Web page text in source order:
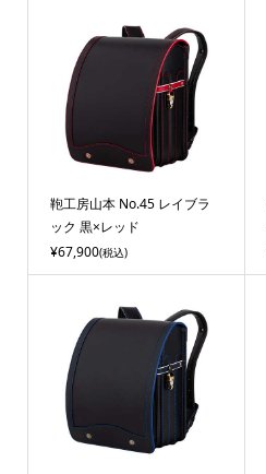
鞄工房山本 No.45 レイブラ
ック 黒×レッド
¥67,900(税込)